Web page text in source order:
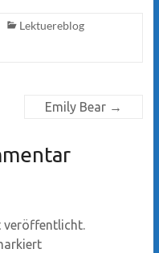
Lektuereblog
Emily Bear →
veröffentlicht.